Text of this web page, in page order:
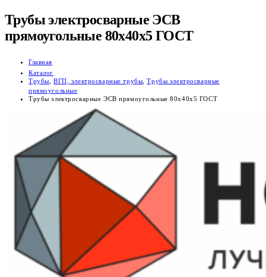
Трубы электросварные ЭСВ
прямоугольные 80х40х5 ГОСТ
Главная
Каталог
Трубы ,ВГП, электросварные трубы ,Трубы электросварные
прямоугольные
Трубы электросварные ЭСВ прямоугольные 80х40х5 ГОСТ